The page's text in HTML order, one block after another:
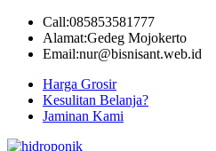
Skip
content
Call:085853581777
Alamat:Gedeg Mojokerto
Email:nur@bisnisant.web.id
Harga Grosir
Kesulitan Belanja?
Jaminan Kami